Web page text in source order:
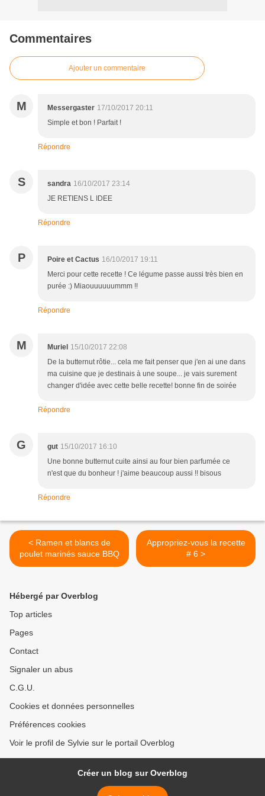
Commentaires
Ajouter un commentaire
M Messergaster 17/10/2017 20:11
Simple et bon ! Parfait !
Répondre
S sandra 16/10/2017 23:14
JE RETIENS L IDEE
Répondre
P Poire et Cactus 16/10/2017 19:11
Merci pour cette recette ! Ce légume passe aussi très bien en
purée :) Miaouuuuuummm !!
Répondre
M Muriel 15/10/2017 22:08
De la butternut rôtie... cela me fait penser que j'en ai une dans
ma cuisine que je destinais à une soupe... je vais surement
changer d'idée avec cette belle recette! bonne fin de soirée
Répondre
G gut 15/10/2017 16:10
Une bonne butternut cuite ainsi au four bien parfumée ce
n'est que du bonheur ! j'aime beaucoup aussi !! bisous
Répondre
< Ramen et blancs de
poulet marinés sauce BBQ
Appropriez-vous la recette
# 6 >
Hébergé par Overblog
Top articles
Pages
Contact
Signaler un abus
C.G.U.
Cookies et données personnelles
Préférences cookies
Voir le profil de Sylvie sur le portail Overblog
Créer un blog sur Overblog